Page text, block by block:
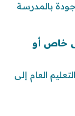
بالمدرسة
خاص أو
العام إلى